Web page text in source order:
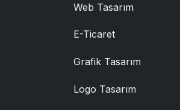
Web Tasarım
E-Ticaret
Grafik Tasarım
Logo Tasarım